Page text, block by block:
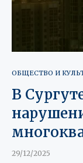
ОБЩЕСТВО И
В
29/12/2025